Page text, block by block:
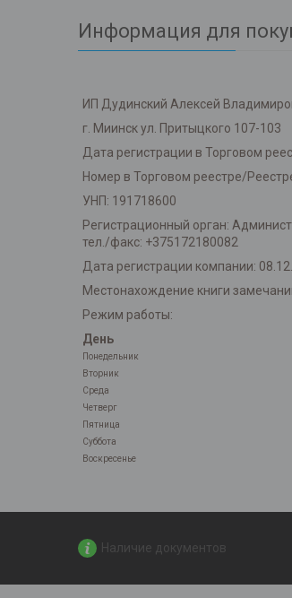
Информация для
ИП Дудинский Алексей
г. Миинск ул. Притыцкого 107-103
Дата регистрации в Торговом
Номер в Торговом реестре/
УНП: 191718600
Регистрационный орган:
тел./факс: +375172180082
Дата регистрации компании:
Местонахождение книги
Режим работы:
День
Понедельник
Вторник
Среда
Четверг
Пятница
Суббота
Воскресенье
Наличие документов